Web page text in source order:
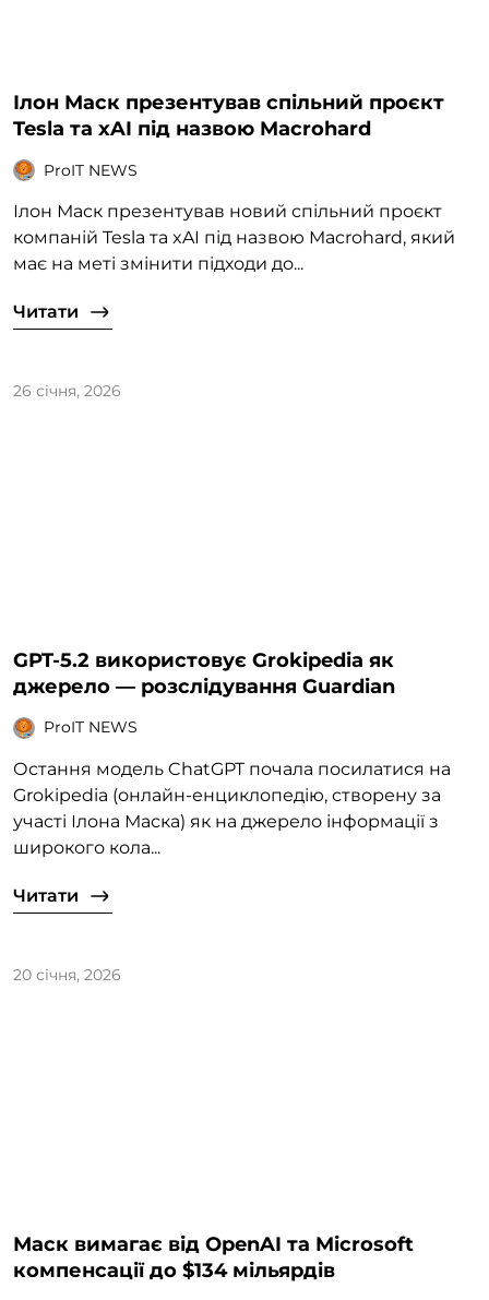
Ілон Маск презентував спільний проєкт
Tesla та xAI під назвою Macrohard
ProIT NEWS
Ілон Маск презентував новий спільний проєкт
компаній Tesla та xAI під назвою Macrohard, який
має на меті змінити підходи до...
Читати
26 січня, 2026
GPT-5.2 використовує Grokipedia як
джерело — розслідування Guardian
ProIT NEWS
Остання модель ChatGPT почала посилатися на
Grokipedia (онлайн-енциклопедію, створену за
участі Ілона Маска) як на джерело інформації з
широкого кола...
Читати
20 січня, 2026
Маск вимагає від OpenAI та Microsoft
компенсації до $134 мільярдів